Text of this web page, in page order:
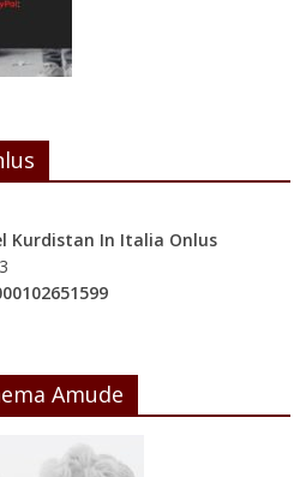
Kurdistan In Italia Onlus
Amude